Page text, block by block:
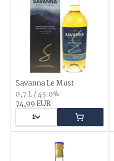
Savanna Le Must
0,7 L / 45.0%
74,99 EUR
1